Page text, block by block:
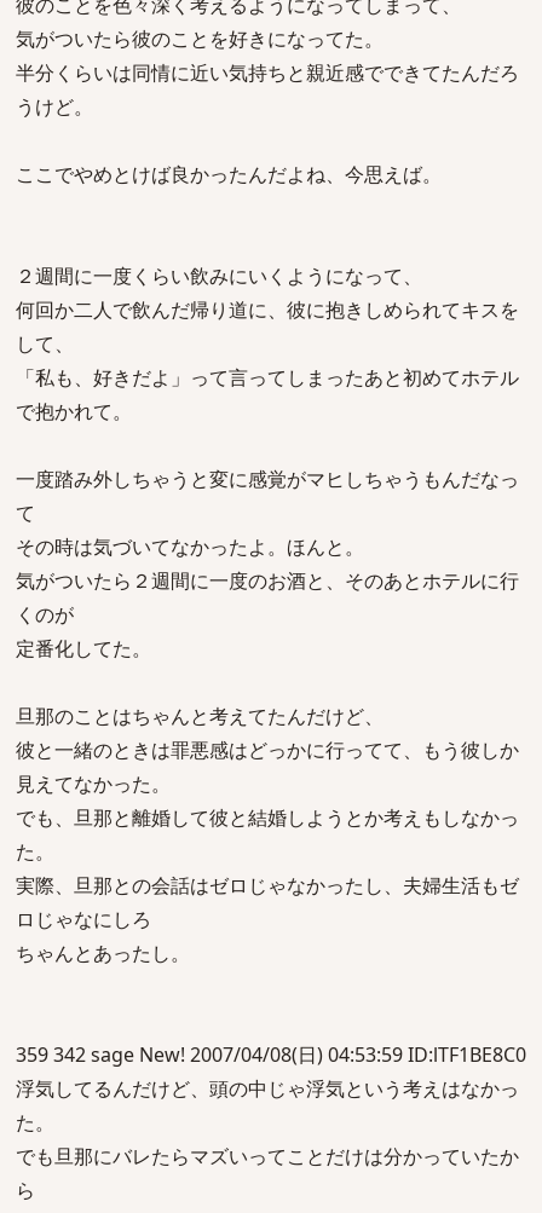
気がついたら彼のことを好きになってた。
半分くらいは同情に近い気持ちと親近感でできてたんだろ
うけど。
ここでやめとけば良かったんだよね、今思えば。
２週間に一度くらい飲みにいくようになって、
何回か二人で飲んだ帰り道に、彼に抱きしめられてキスを
して、
「私も、好きだよ」って言ってしまったあと初めてホテル
で抱かれて。
一度踏み外しちゃうと変に感覚がマヒしちゃうもんだなっ
て
その時は気づいてなかったよ。ほんと。
気がついたら２週間に一度のお酒と、そのあとホテルに行
くのが
定番化してた。
旦那のことはちゃんと考えてたんだけど、
彼と一緒のときは罪悪感はどっかに行ってて、もう彼しか
見えてなかった。
でも、旦那と離婚して彼と結婚しようとか考えもしなかっ
た。
実際、旦那との会話はゼロじゃなかったし、夫婦生活もゼ
ロじゃなにしろ
ちゃんとあったし。
359 342 sage New! 2007/04/08(日) 04:53:59 ID:lTF1BE8C0
浮気してるんだけど、頭の中じゃ浮気という考えはなかっ
た。
でも旦那にバレたらマズいってことだけは分かっていたか
ら